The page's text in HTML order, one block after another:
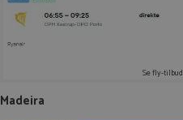
Se fly-tilbud
Madeira